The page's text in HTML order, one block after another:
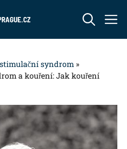
syndrom »
a kouření: Jak kouření